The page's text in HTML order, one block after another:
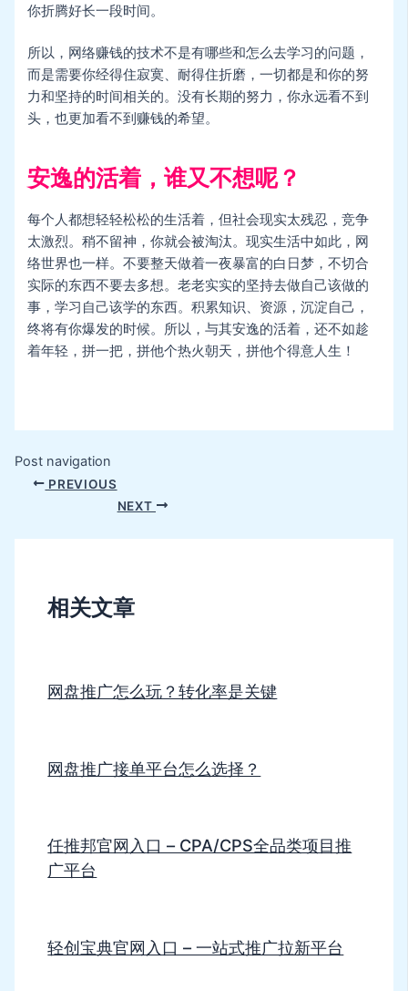
你折腾好长一段时间。
所以，网络赚钱的技术不是有哪些和怎么去学习的问题，
而是需要你经得住寂寞、耐得住折磨，一切都是和你的努
力和坚持的时间相关的。没有长期的努力，你永远看不到
头，也更加看不到赚钱的希望。
安逸的活着，谁又不想呢？
每个人都想轻轻松松的生活着，但社会现实太残忍，竞争
太激烈。稍不留神，你就会被淘汰。现实生活中如此，网
络世界也一样。不要整天做着一夜暴富的白日梦，不切合
实际的东西不要去多想。老老实实的坚持去做自己该做的
事，学习自己该学的东西。积累知识、资源，沉淀自己，
终将有你爆发的时候。所以，与其安逸的活着，还不如趁
着年轻，拼一把，拼他个热火朝天，拼他个得意人生！
Post navigation
PREVIOUS
NEXT
相关文章
网盘推广怎么玩？转化率是关键
网盘推广接单平台怎么选择？
任推邦官网入口 – CPA/CPS全品类项目推
广平台
轻创宝典官网入口 – 一站式推广拉新平台